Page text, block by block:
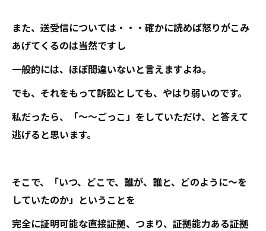
また、送受信については・・・確かに読めば怒りがこみ
あげてくるのは当然ですし
一般的には、ほぼ間違いないと言えますよね。
でも、それをもって訴訟としても、やはり弱いのです。
私だったら、「～～ごっこ」をしていただけ、と答えて
逃げると思います。
そこで、「いつ、どこで、誰が、誰と、どのように～を
していたのか」ということを
完全に証明可能な直接証拠、つまり、証拠能力ある証拠